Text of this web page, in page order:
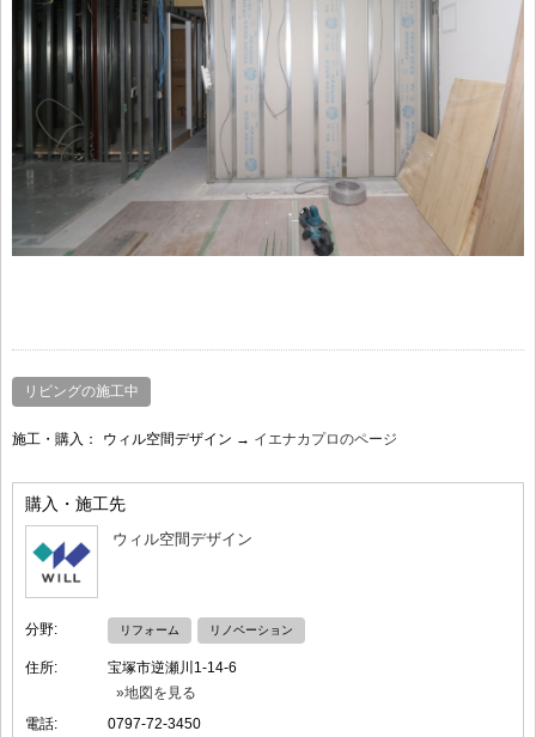
リビングの施工中
施工・購入： ウィル空間デザイン → イエナカプロのページ
購入・施工先
ウィル空間デザイン
分野: リフォーム リノベーション
住所:
宝塚市逆瀬川1-14-6
»地図を見る
電話:
0797-72-3450